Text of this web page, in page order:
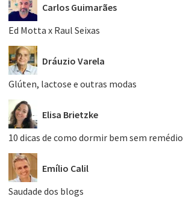
Carlos Guimarães
Ed Motta x Raul Seixas
Dráuzio Varela
Glúten, lactose e outras modas
Elisa Brietzke
10 dicas de como dormir bem sem remédio
Emílio Calil
Saudade dos blogs